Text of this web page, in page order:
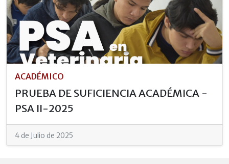
ACADÉMICO
PRUEBA DE SUFICIENCIA ACADÉMICA -
PSA II-2025
4 de Julio de 2025